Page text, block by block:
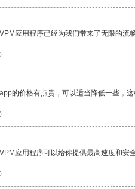
应用程序已经为我们带来了无限的流
的价格有点贵，可以适当降低一些，这
应用程序可以给你提供最高速度和安